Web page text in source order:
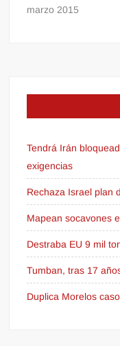
marzo 2015
Tendrá Irán
exigencias
Rechaza Israel plan
Mapean socavones
Destraba EU 9 mil
Tumban, tras 17
Duplica Morelos